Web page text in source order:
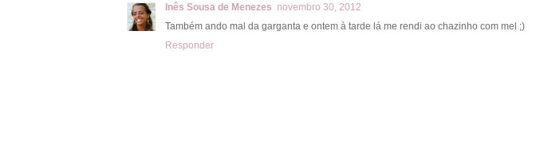
Inês Sousa de Menezes novembro 30, 2012
Também ando mal da garganta e ontem à tarde lá me rendi ao chazinho com mel ;)
Responder